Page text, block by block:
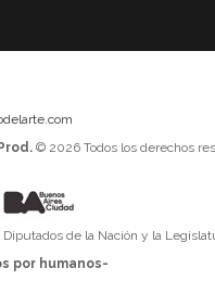
© 2026 Todos los derechos
de la Nación y la
por humanos-